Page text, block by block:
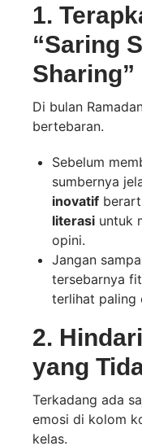
1.
“Saring
Sharing”
Di bulan
bertebaran.
Sebelum
sumbernya
inovatif
literasi untuk
opini.
Jangan
tersebarnya
terlihat paling
2.
yang
Terkadang ada
emosi di kolom
kelas.